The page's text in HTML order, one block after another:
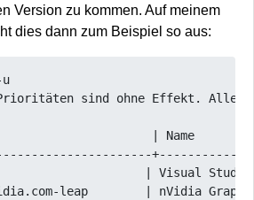
Version zu kommen. Auf meinem
dies dann zum Beispiel so aus:
Prioritäten sind ohne Effekt.
| Name
| Visual Studio
leap        | nVidia